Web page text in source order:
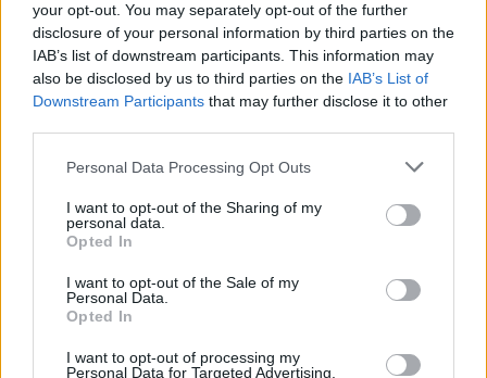
your opt-out. You may separately opt-out of the further
disclosure of your personal information by third parties on the
IAB’s list of downstream participants. This information may
also be disclosed by us to third parties on the IAB’s List of
Downstream Participants that may further disclose it to other
Please note that this website/app uses one or more Google
not limited to your visit or usage behaviour. You may click to
grant or deny consent to Google and its third-party tags to
use your data for below specified purposes in below Google
consent section.
Personal Data Processing Opt Outs
I want to opt-out of the Sharing of my
personal data.
Opted In
I want to opt-out of the Sale of my
Personal Data.
Opted In
I want to opt-out of processing my
Personal Data for Targeted Advertising.
A csodás Penélope Cruzt Ferrari felesége, Laura
Ferrari szerepében láthatjuk majd, míg a férfi
szeretőjét Shailene Woodley, autóversenyző társát
pedig Patrick Dempsey fogja alakítani. A Ferrarit
várhatóan 2023-ban kerül a mozikba.
Driver ezúttal tényleg
felismerhetetlen